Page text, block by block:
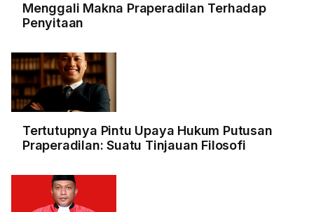
Menggali Makna Praperadilan Terhadap
Penyitaan
Tertutupnya Pintu Upaya Hukum Putusan
Praperadilan: Suatu Tinjauan Filosofi